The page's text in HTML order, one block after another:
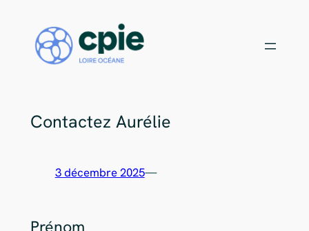
Choisissez votre mission
contenu
Contactez Aurélie
3 décembre 2025—
Prénom